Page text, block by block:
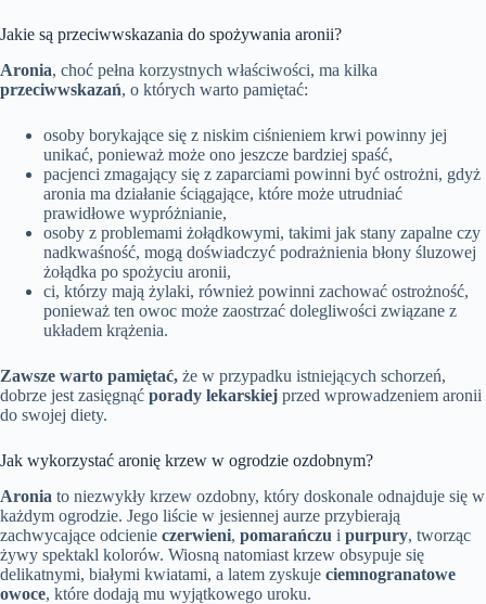
Jakie są przeciwwskazania do spożywania aronii?
Aronia, choć pełna korzystnych właściwości, ma kilka
przeciwwskazań, o których warto pamiętać:
osoby borykające się z niskim ciśnieniem krwi powinny jej
unikać, ponieważ może ono jeszcze bardziej spaść,
pacjenci zmagający się z zaparciami powinni być ostrożni, gdyż
aronia ma działanie ściągające, które może utrudniać
prawidłowe wypróżnianie,
osoby z problemami żołądkowymi, takimi jak stany zapalne czy
nadkwaśność, mogą doświadczyć podrażnienia błony śluzowej
żołądka po spożyciu aronii,
ci, którzy mają żylaki, również powinni zachować ostrożność,
ponieważ ten owoc może zaostrzać dolegliwości związane z
układem krążenia.
Zawsze warto pamiętać, że w przypadku istniejących schorzeń,
dobrze jest zasięgnąć porady lekarskiej przed wprowadzeniem aronii
do swojej diety.
Jak wykorzystać aronię krzew w ogrodzie ozdobnym?
Aronia to niezwykły krzew ozdobny, który doskonale odnajduje się w
każdym ogrodzie. Jego liście w jesiennej aurze przybierają
zachwycające odcienie czerwieni, pomarańczu i purpury, tworząc
żywy spektakl kolorów. Wiosną natomiast krzew obsypuje się
delikatnymi, białymi kwiatami, a latem zyskuje ciemnogranatowe
owoce, które dodają mu wyjątkowego uroku.